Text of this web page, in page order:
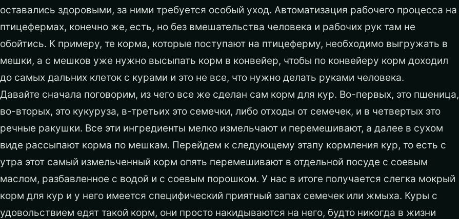
оставались здоровыми, за ними требуется особый уход. Автоматизация рабочего процесса на
птицефермах, конечно же, есть, но без вмешательства человека и рабочих рук там не
обойтись. К примеру, те корма, которые поступают на птицеферму, необходимо выгружать в
мешки, а с мешков уже нужно высыпать корм в конвейер, чтобы по конвейеру корм доходил
до самых дальних клеток с курами и это не все, что нужно делать руками человека.
Давайте сначала поговорим, из чего все же сделан сам корм для кур. Во-первых, это пшеница,
во-вторых, это кукуруза, в-третьих это семечки, либо отходы от семечек, и в четвертых это
речные ракушки. Все эти ингредиенты мелко измельчают и перемешивают, а далее в сухом
виде рассыпают корма по мешкам. Перейдем к следующему этапу кормления кур, то есть с
утра этот самый измельченный корм опять перемешивают в отдельной посуде с соевым
маслом, разбавленное с водой и с соевым порошком. У нас в итоге получается слегка мокрый
корм для кур и у него имеется специфический приятный запах семечек или жмыха. Куры с
удовольствием едят такой корм, они просто накидываются на него, будто никогда в жизни